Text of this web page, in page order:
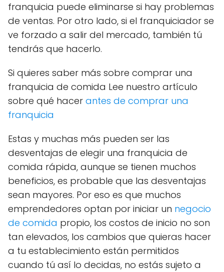
franquicia puede eliminarse si hay problemas
de ventas. Por otro lado, si el franquiciador se
ve forzado a salir del mercado, también tú
tendrás que hacerlo.
Si quieres saber más sobre comprar una
franquicia de comida Lee nuestro artículo
sobre qué hacer antes de comprar una
franquicia
Estas y muchas más pueden ser las
desventajas de elegir una franquicia de
comida rápida, aunque se tienen muchos
beneficios, es probable que las desventajas
sean mayores. Por eso es que muchos
emprendedores optan por iniciar un negocio
de comida propio, los costos de inicio no son
tan elevados, los cambios que quieras hacer
a tu establecimiento están permitidos
cuando tú así lo decidas, no estás sujeto a